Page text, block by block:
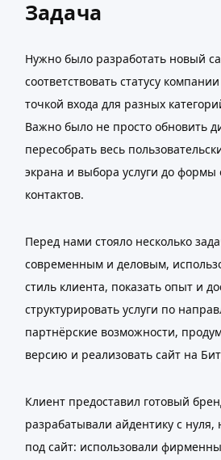
Задача
Нужно было разработать новый
соответствовать статусу
точкой входа для разных
Важно было не просто обновить
пересобрать весь
экрана и выбора услуги до
контактов.
Перед нами стояло несколько
современным и деловым,
стиль клиента, показать опыт и
структурировать услуги по
партнёрские возможности,
версию и реализовать сайт на
Клиент предоставил готовый
разрабатывали айдентику с
под сайт: использовали